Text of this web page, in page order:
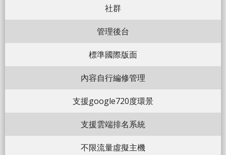
社群
管理後台
標準國際版面
內容自行編修管理
支援google720度環景
支援雲端排名系統
不限流量虛擬主機